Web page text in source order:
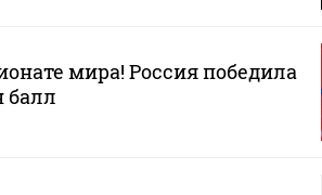
мира! Россия победила
балл